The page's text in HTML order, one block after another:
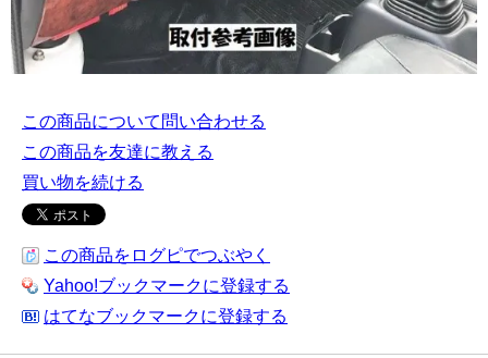
この商品について問い合わせる
この商品を友達に教える
買い物を続ける
この商品をログピでつぶやく
Yahoo!ブックマークに登録する
はてなブックマークに登録する